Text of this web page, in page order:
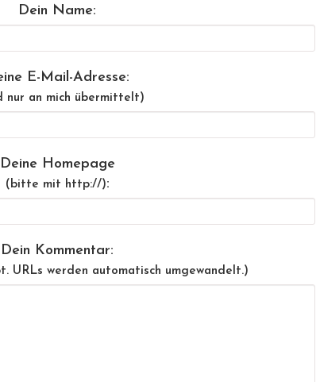
Dein Name:
E-Mail-Adresse:
nur an mich übermittelt)
Deine Homepage
(bitte mit http://):
Dein Kommentar:
URLs werden automatisch umgewandelt.)